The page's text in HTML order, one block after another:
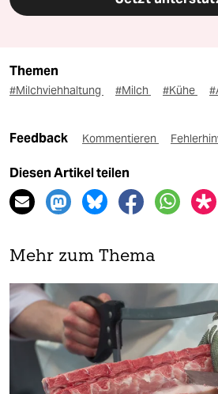
Themen
#Milchviehhaltung #Milch #Kühe
Feedback Kommentieren
Diesen Artikel teilen
Mehr zum Thema